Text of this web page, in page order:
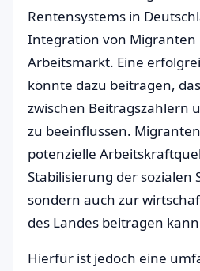
Rentensystems in
Integration von Migranten
Arbeitsmarkt. Eine
könnte dazu beitragen,
zwischen Beitragszahlern
zu beeinflussen.
potenzielle
Stabilisierung der sozialen
sondern auch zur
des Landes beitragen
Hierfür ist jedoch eine